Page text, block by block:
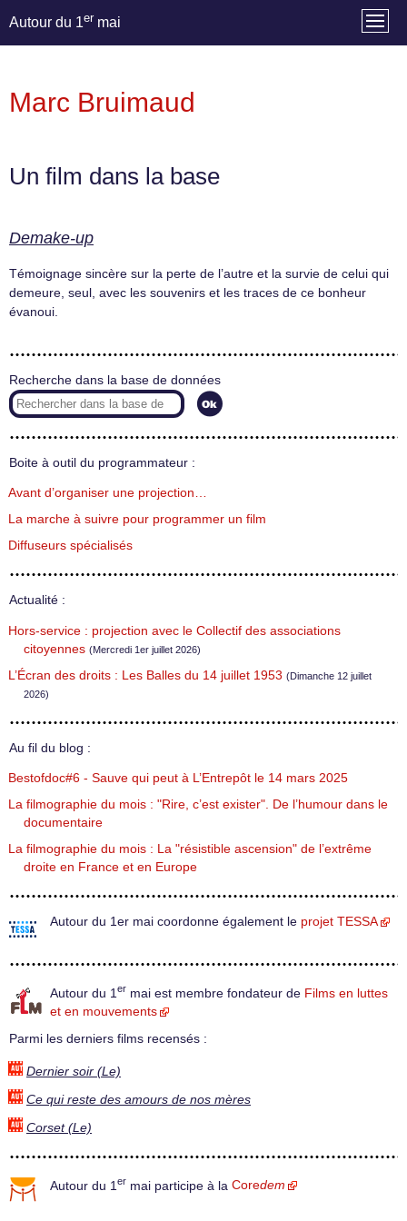
Autour du 1er mai
Marc Bruimaud
Un film dans la base
Demake-up
Témoignage sincère sur la perte de l’autre et la survie de celui qui
demeure, seul, avec les souvenirs et les traces de ce bonheur
évanoui.
Recherche dans la base de données
Boite à outil du programmateur :
Avant d’organiser une projection…
La marche à suivre pour programmer un film
Diffuseurs spécialisés
Actualité :
Hors-service : projection avec le Collectif des associations
citoyennes (Mercredi 1er juillet 2026)
L’Écran des droits : Les Balles du 14 juillet 1953 (Dimanche 12 juillet
2026)
Au fil du blog :
Bestofdoc#6 - Sauve qui peut à L’Entrepôt le 14 mars 2025
La filmographie du mois : "Rire, c’est exister". De l’humour dans le
documentaire
La filmographie du mois : La "résistible ascension" de l’extrême
droite en France et en Europe
Autour du 1er mai coordonne également le projet TESSA
Autour du 1 er mai est membre fondateur de Films en luttes
et en mouvements
Parmi les derniers films recensés :
Dernier soir (Le)
Ce qui reste des amours de nos mères
Corset (Le)
Autour du 1 er mai participe à la Coredem